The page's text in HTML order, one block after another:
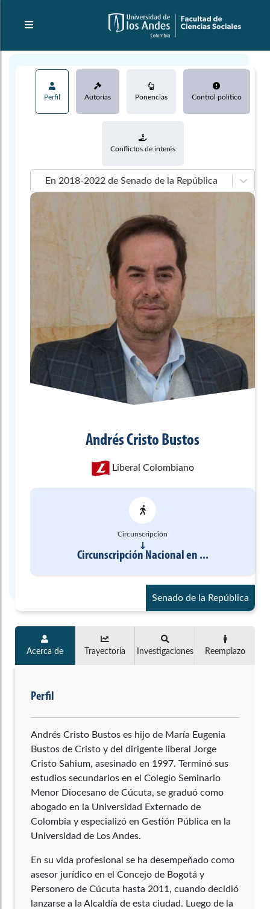
Perfil Autorías Ponencias Control político
Conflictos de interés
En 2018-2022 de Senado de la República
AndrésCristo Bustos
Liberal Colombiano
Circunscripción
Circunscripción Nacional en ...
Senado de la República
Acerca de Trayectoria Investigaciones Reemplazo
Perfil
Andrés Cristo Bustos es hijo de María Eugenia
Bustos de Cristo y del dirigente liberal Jorge
Cristo Sahium, asesinado en 1997. Terminó sus
estudios secundarios en el Colegio Seminario
Menor Diocesano de Cúcuta, se graduó como
abogado en la Universidad Externado de
Colombia y especializó en Gestión Pública en la
Universidad de Los Andes.
En su vida profesional se ha desempeñado como
asesor jurídico en el Concejo de Bogotá y
Personero de Cúcuta hasta 2011, cuando decidió
lanzarse a la Alcaldía de esta ciudad. Luego de la